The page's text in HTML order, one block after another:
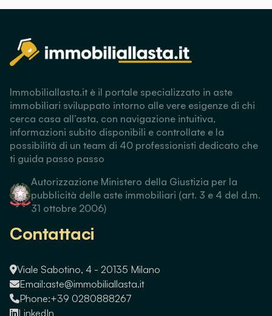
Immobiliallasta.it è il portale specializzato in aste
immobiliari sviluppato intorno alle vere esigenze di chi
cerca casa all’asta, con navigazione intuitiva,
informazioni subito disponibili e controllate e la
possibilità di un team di 40 professionisti dedicato che
ti guida passo passo
Autorizzazione Ministero della Giustizia per la
pubblicità delle aste immobiliari (art. 3 e 4 del d.m.
31 ottobre 2006)
Contattaci
Viale Sabotino, 4 - 20135 Milano
Email:aste@immobiliallasta.it
Phone:+39 0280888267
LinkedIn